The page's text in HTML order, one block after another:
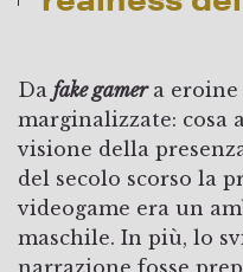
Da fake gamera eroine
marginalizzate: cosa
visione della
del secolo scorso la
videogame era un
maschile. In più, lo
narrazione fosse